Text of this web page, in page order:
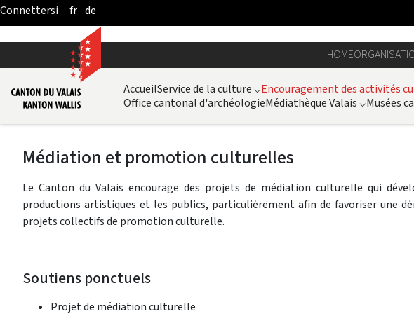
Skip to Main Content
fr de
HOME
AccueilService de la culture ⌵Encouragement des activités
Office cantonal d'archéologieMédiathèque Valais ⌵Musées
Médiation et promotion culturelles
Le Canton du Valais encourage des projets de médiation culturelle qui
productions artistiques et les publics, particulièrement afin de favoriser une
projets collectifs de promotion culturelle.
Soutiens ponctuels
Projet de médiation culturelle